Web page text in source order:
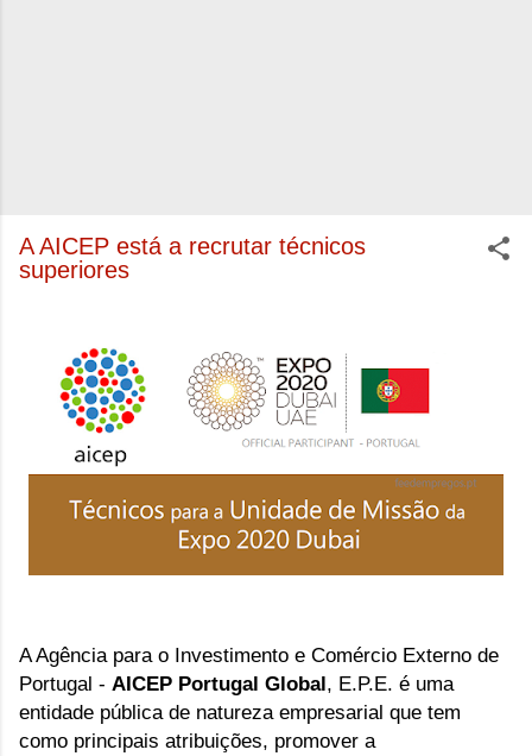
A AICEP está a recrutar técnicos
superiores
A Agência para o Investimento e Comércio Externo de
Portugal - AICEP Portugal Global, E.P.E. é uma
entidade pública de natureza empresarial que tem
como principais atribuições, promover a